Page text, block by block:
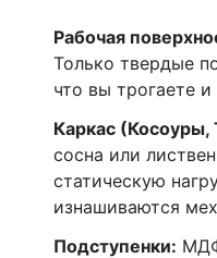
Рабочая
Только твердые
что вы трогаете и
Каркас
сосна или
статическую
изнашиваются
Подступенки: